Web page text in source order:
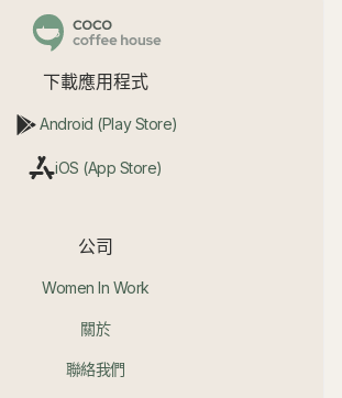
下載應用程式
Android (Play Store)
iOS (App Store)
公司
Women In Work
關於
聯絡我們